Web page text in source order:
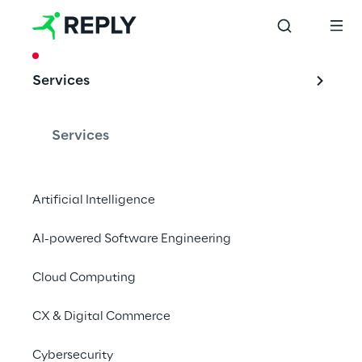
Services
Services
Artificial Intelligence
AI-powered Software Engineering
Cloud Computing
CX & Digital Commerce
Cybersecurity
Access 4.0
era com a desagregação da rede.